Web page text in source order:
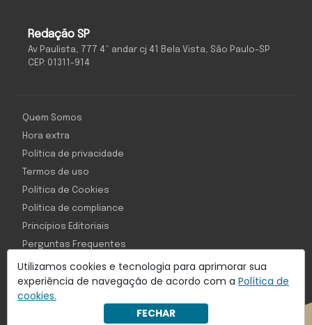
Utilizamos cookies e tecnologia para aprimorar sua
experiência de navegação de acordo com a Política de
cookies.
FECHAR
Redação SP
Av Paulista, 777 4º andar cj 41 Bela Vista, São Paulo-SP
CEP: 01311-914
Com inteligência e tecnologia:
Object1ve - Marketing Solution
Quem Somos
Hora extra
Política de privacidade
Termos de uso
Política de Cookies
Política de compliance
Princípios Editoriais
Perguntas Frequentes